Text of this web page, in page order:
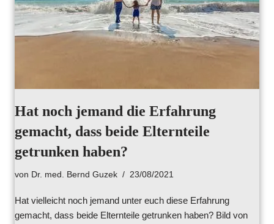
Hat noch jemand die Erfahrung
gemacht, dass beide Elternteile
getrunken haben?
von Dr. med. Bernd Guzek 23/08/2021
Hat vielleicht noch jemand unter euch diese Erfahrung
gemacht, dass beide Elternteile getrunken haben? Bild von